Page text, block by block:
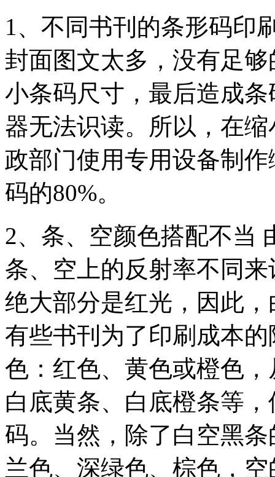
1、不同书刊的条形码印
封面图文太多，没有足
小条码尺寸，最后造成
器无法识读。所以，在
政部门使用专用设备制
码的80%。
2、条、空颜色搭配不当
条、空上的反射率不同
绝大部分是红光，因此
有些书刊为了印刷成本
色：红色、黄色或橙色
白底黄条、白底橙条等
码。当然，除了白空黑
兰色、深绿色、棕色，